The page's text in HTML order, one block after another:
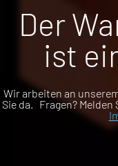
Der
ist
Wir arbeiten an
Sie da. Fragen? Melden